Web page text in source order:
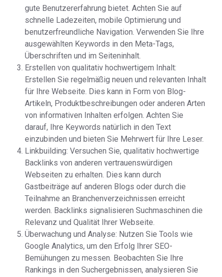
gute Benutzererfahrung bietet. Achten Sie auf
schnelle Ladezeiten, mobile Optimierung und
benutzerfreundliche Navigation. Verwenden Sie Ihre
ausgewählten Keywords in den Meta-Tags,
Überschriften und im Seiteninhalt.
Erstellen von qualitativ hochwertigem Inhalt:
Erstellen Sie regelmäßig neuen und relevanten Inhalt
für Ihre Webseite. Dies kann in Form von Blog-
Artikeln, Produktbeschreibungen oder anderen Arten
von informativen Inhalten erfolgen. Achten Sie
darauf, Ihre Keywords natürlich in den Text
einzubinden und bieten Sie Mehrwert für Ihre Leser.
Linkbuilding: Versuchen Sie, qualitativ hochwertige
Backlinks von anderen vertrauenswürdigen
Webseiten zu erhalten. Dies kann durch
Gastbeiträge auf anderen Blogs oder durch die
Teilnahme an Branchenverzeichnissen erreicht
werden. Backlinks signalisieren Suchmaschinen die
Relevanz und Qualität Ihrer Webseite.
Überwachung und Analyse: Nutzen Sie Tools wie
Google Analytics, um den Erfolg Ihrer SEO-
Bemühungen zu messen. Beobachten Sie Ihre
Rankings in den Suchergebnissen, analysieren Sie